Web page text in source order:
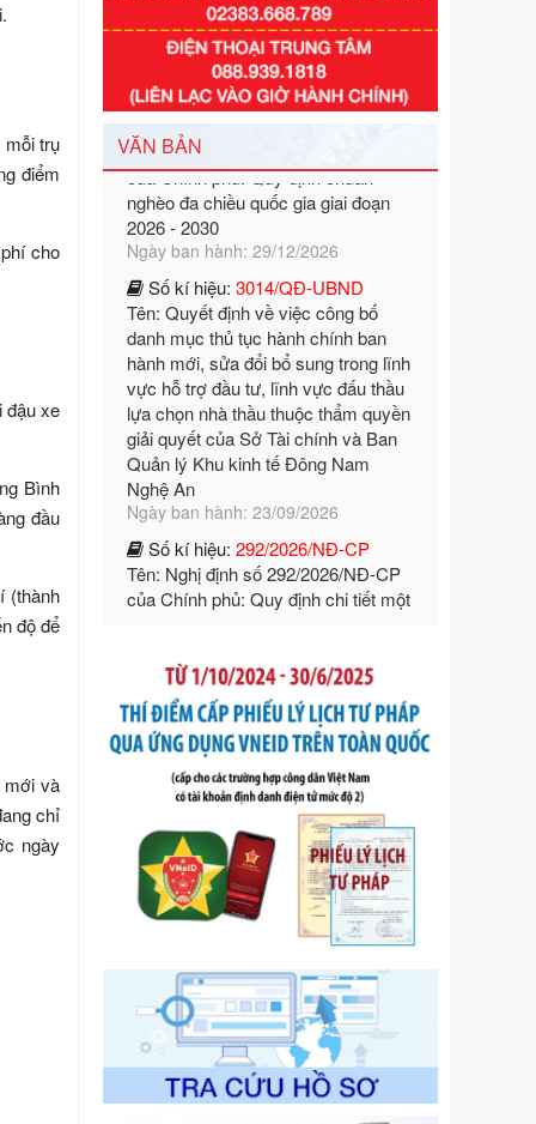
mỗi trụ
điểm
cho
đậu xe
Bình
đầu
(thành
độ để
mới và
chỉ
ngày
VĂN BẢN
Số kí hiệu:351/2025/NĐ-CP
Tên: Nghị định số 351/2025/NĐ-CP
của Chính phủ: Quy định chuẩn
nghèo đa chiều quốc gia giai đoạn
2026 - 2030
Ngày ban hành: 29/12/2026
Số kí hiệu:3014/QĐ-UBND
Tên: Quyết định về việc công bố
danh mục thủ tục hành chính ban
hành mới, sửa đổi bổ sung trong lĩnh
vực hỗ trợ đầu tư, lĩnh vực đấu thầu
lựa chọn nhà thầu thuộc thẩm quyền
giải quyết của Sở Tài chính và Ban
Quản lý Khu kinh tế Đông Nam
Nghệ An
Ngày ban hành: 23/09/2026
Số kí hiệu:292/2026/NĐ-CP
Tên: Nghị định số 292/2026/NĐ-CP
của Chính phủ: Quy định chi tiết một
số điều và biện pháp để tổ chức,
hướng dẫn thi hành Luật Quản lý
ngoại thương
Ngày ban hành: 21/07/2026
Tên: Nghị định số 292/2026/NĐ-CP
của Chính phủ: Quy định chi tiết một
số điều và biện pháp để tổ chức,
hướng dẫn thi hành Luật Quản lý
ngoại thương
Ngày ban hành: 21/07/2026
Số kí hiệu: 105/2026/TT-BTC
Tên: Thông tư số 105/2026/TT-BTC
của Bộ Tài chính: Bãi bỏ Thông tư số
87/2019/TT- BТC ngày 19 tháng 12
năm 2019 của Bộ trưởng Bộ Tài
chính hướng dẫn thực hiện xử phạt
vi phạm hành chính trong lĩnh vực
kho bạc nhà nước
Ngày ban hành: 21/07/2026
Số kí hiệu:291/2026/NĐ-CP
Tên: Nghị định số 291/2026/NĐ-CP